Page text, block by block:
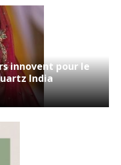
innovent pour le
India